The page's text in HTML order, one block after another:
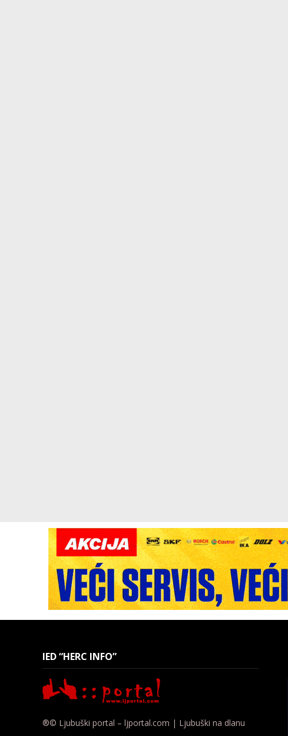
IED “HERC INFO”
®© Ljubuški portal – ljportal.com | Ljubuški na dlanu